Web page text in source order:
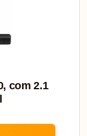
com 2.1